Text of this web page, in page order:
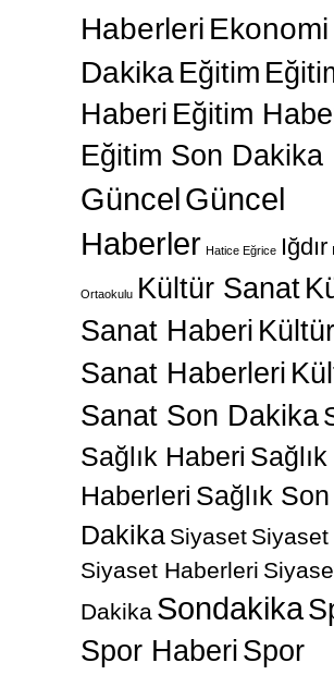
Haberleri
Dakika Eğitim
Haberi Eğitim
Eğitim Son Dakika
GüncelGüncel
Haberler Hatice Eğrice Iğdır
Ortaokulu Kültür Sanat
Sanat Haberi Kültür
Sanat Haberleri
Sanat Son Dakika
Sağlık Haberi Sağlık
Haberleri Sağlık Son
Dakika Siyaset Siyaset
Siyaset Haberleri
Dakika Sondakika
Spor Haberi Spor